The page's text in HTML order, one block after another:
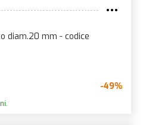
diam.20 mm - codice
-49%